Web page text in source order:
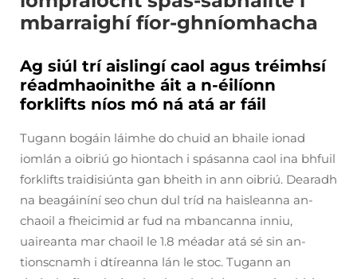
mbarraighí fíor-ghníomhacha
Ag siúl trí aislingí caol agus tréimhsí
réadmhaoinithe áit a n-éilíonn
forklifts níos mó ná atá ar fáil
Tugann bogáin láimhe do chuid an bhaile ionad
iomlán a oibriú go hiontach i spásanna caol ina bhfuil
forklifts traidisiúnta gan bheith in ann oibriú. Dearadh
na beagáiníní seo chun dul tríd na haisleanna an-
chaoil a fheicimid ar fud na mbancanna inniu,
uaireanta mar chaoil le 1.8 méadar atá sé sin an-
tionscnamh i dtíreanna lán le stoc. Tugann an